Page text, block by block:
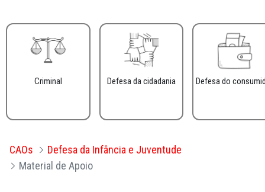
Criminal Defesa da cidadania Defesa do
CAOs
Defesa da Infância e Juventude
Material de Apoio